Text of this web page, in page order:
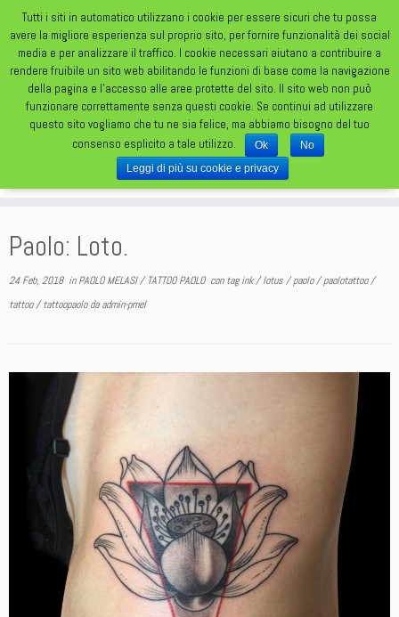
TATUAGGI DA UN FOLLE FOLLE MONDO
Paolo: Loto.
24 Feb, 2018inPAOLO MELASI/TATTOO PAOLO con tagink/lotus/paolo/paolotattoo/
tattoo/tattoopaolodaadmin-pmel
Tutti i siti in automatico utilizzano i cookie per essere sicuri che tu possa
avere la migliore esperienza sul proprio sito, per fornire funzionalità dei social
media e per analizzare il traffico. I cookie necessari aiutano a contribuire a
rendere fruibile un sito web abilitando le funzioni di base come la navigazione
della pagina e l'accesso alle aree protette del sito. Il sito web non può
funzionare correttamente senza questi cookie. Se continui ad utilizzare
questo sito vogliamo che tu ne sia felice, ma abbiamo bisogno del tuo
consenso esplicito a tale utilizzo.
Ok
No
Leggi di più su cookie e privacy